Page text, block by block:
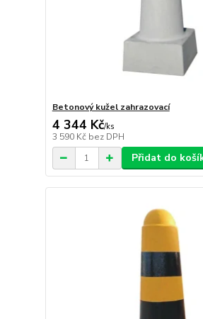
Betonový kužel zahrazovací
4 344 Kč/ks
3 590 Kč bez DPH
Přidat do